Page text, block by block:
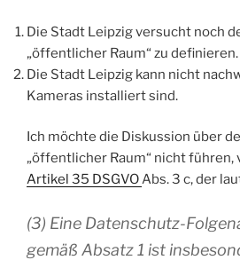
Die Stadt Leipzig versucht noch
„öffentlicher Raum“ zu definieren.
Die Stadt Leipzig kann nicht
Kameras installiert sind.
Ich möchte die Diskussion über
„öffentlicher Raum“ nicht führen,
Artikel 35 DSGVOAbs. 3 c, der
(3) Eine Datenschutz-
gemäß Absatz 1 ist